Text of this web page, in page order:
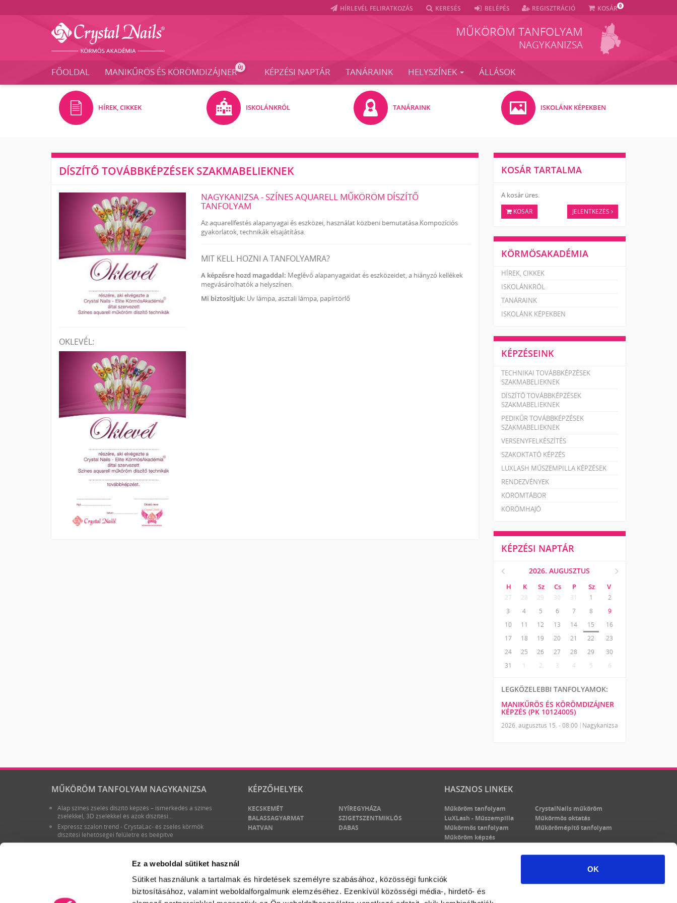
Ez a weboldal sütiket használ
Sütiket használunk a tartalmak és hirdetések személyre szabásához, közösségi funkciók
biztosításához, valamint weboldalforgalmunk elemzéséhez. Ezenkívül közösségi média-, hirdető- és
OK
HÍRLEVÉL FELIRATKOZÁS KERESÉS BELÉPÉS REGISZTRÁCIÓ KOSÁR 0
Crystal
Nails
Körmös
Akadémia
Vizsgaközpont
MŰKÖRÖM TANFOLYAM
NAGYKANIZSA
FŐOLDAL MANIKŰRÖS ÉS KÖRÖMDIZÁJNERÚJ KÉPZÉSI NAPTÁR TANÁRAINK HELYSZÍNEK ÁLLÁSOK
HÍREK, CIKKEK ISKOLÁNKRÓL TANÁRAINK ISKOLÁNK KÉPEKBEN
DÍSZÍTŐ TOVÁBBKÉPZÉSEK SZAKMABELIEKNEK
OKLEVÉL:
NAGYKANIZSA - SZÍNES AQUARELL MŰKÖRÖM DÍSZÍTŐ
TANFOLYAM
Az aquarellfestés alapanyagai és eszközei, használat közbeni bemutatása.Kompozíciós
gyakorlatok, technikák elsajátítása.
MIT KELL HOZNI A TANFOLYAMRA?
A képzésre hozd magaddal: Meglévő alapanyagaidat és eszközeidet, a hiányzó kellékek
megvásárolhatók a helyszínen.
Mi biztosítjuk: Uv lámpa, asztali lámpa, papírtörlő
KOSÁR TARTALMA
A kosár üres.
KOSÁR JELENTKEZÉS
KÖRMÖSAKADÉMIA
HÍREK, CIKKEK
ISKOLÁNKRÓL
TANÁRAINK
ISKOLÁNK KÉPEKBEN
KÉPZÉSEINK
TECHNIKAI TOVÁBBKÉPZÉSEK
SZAKMABELIEKNEK
DÍSZÍTŐ TOVÁBBKÉPZÉSEK
SZAKMABELIEKNEK
PEDIKŰR TOVÁBBKÉPZÉSEK
SZAKMABELIEKNEK
VERSENYFELKÉSZÍTÉS
SZAKOKTATÓ KÉPZÉS
LUXLASH MŰSZEMPILLA KÉPZÉSEK
RENDEZVÉNYEK
KÖRÖMTÁBOR
KÖRÖMHAJÓ
KÉPZÉSI NAPTÁR
2026. AUGUSZTUS
H K Sz Cs P Sz V
27 28 29 30 31 1
2
3
4 5 6 7 8
9
10
11 12 13 14 15
16
17
18 19 20 21 22
23
24
25 26 27 28 29
30
31
1 2 3 4 5 6
LEGKÖZELEBBI TANFOLYAMOK:
MANIKŰRÖS ÉS KÖRÖMDIZÁJNER
KÉPZÉS (PK 10124005)
2026. augusztus 15. - 08:00 Nagykanizsa
MŰKÖRÖM TANFOLYAM NAGYKANIZSA
Alap színes zselés díszítő képzés – ismerkedés a színes
zselékkel, 3D zselékkel és azok díszítési...
Expressz szalon trend - CrystaLac- és zselés körmök
díszítési lehetőségei felületre és beépítve
Félnapos szalonmunka felgyorsítása csiszológéppel
Egy Mozdulat festés Royal Gel-lel gyors szalondíszítések -
Új! Ünnepi stílus és elegancia, szalonra szabva CrystaLac-
okkal és Royal Gel-ekkel – készülj a karácsonyra...
KÉPZŐHELYEK
KECSKEMÉT
NYÍREGYHÁZA
BALASSAGYARMAT
SZIGETSZENTMIKLÓS
HATVAN
DABAS
HASZNOS LINKEK
Műköröm tanfolyam
CrystalNails műköröm
LuXLash - Műszempilla
Műkörmös oktatás
Műkörmös tanfolyam
Műkörömépítő tanfolyam
Műköröm képzés